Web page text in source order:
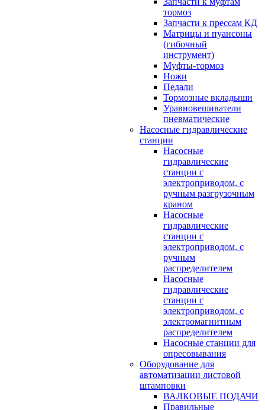
тормоз
Запчасти к прессам КД
Матрицы и пуансоны
(гибочный
инструмент)
Муфты-тормоз
Ножи
Педали
Тормозные вкладыши
Уравновешиватели
пневматические
Насосные гидравлические
станции
Насосные
гидравлические
станции с
электроприводом, с
ручным разгрузочным
краном
Насосные
гидравлические
станции с
электроприводом, с
ручным
распределителем
Насосные
гидравлические
станции с
электроприводом, с
электромагнитным
распределителем
Насосные станции для
опресовывания
Оборудование для
автоматизации листовой
штамповки
ВАЛКОВЫЕ ПОДАЧИ
Правильные